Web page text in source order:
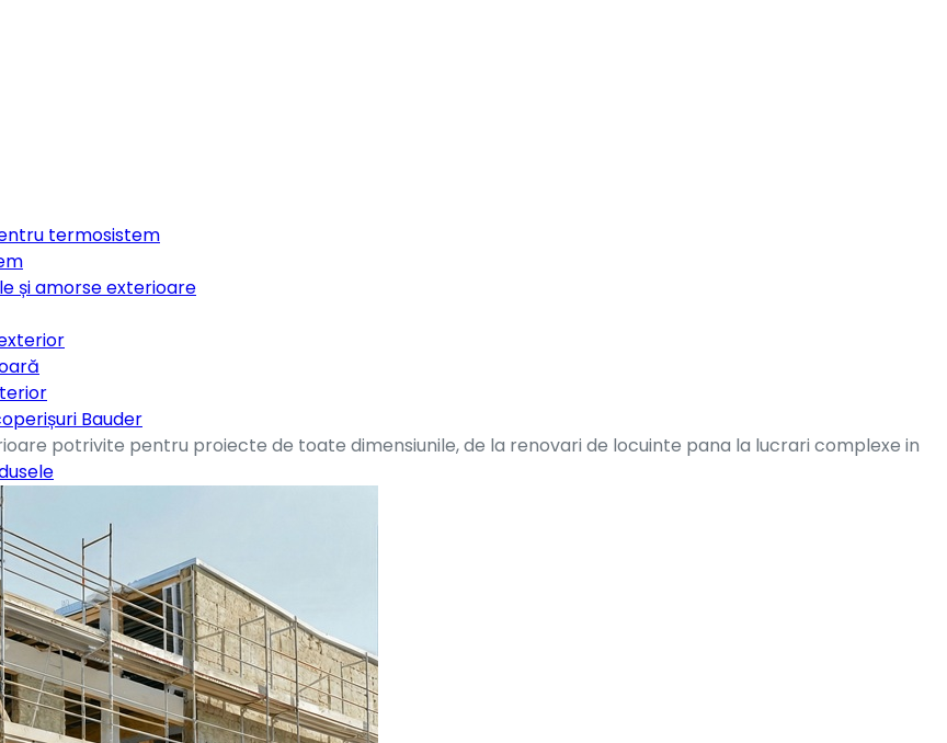
termosistem
și amorse exterioare
Bauder
potrivite pentru proiecte de toate dimensiunile, de la renovari de locuinte pana la lucrari complexe in